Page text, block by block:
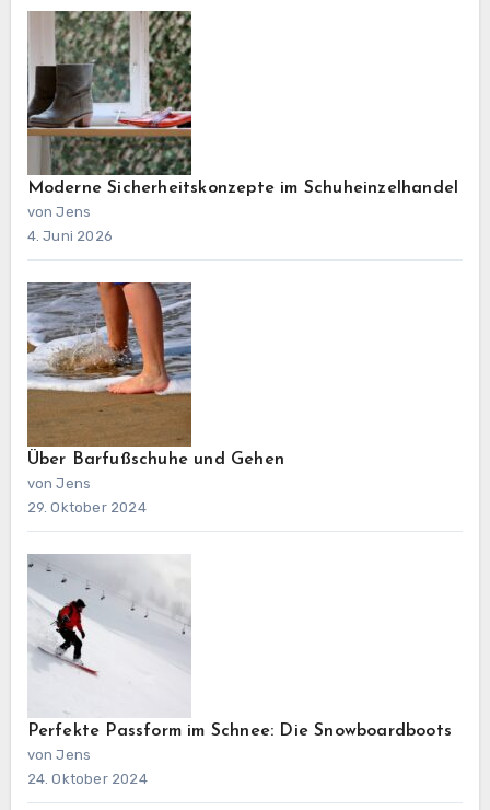
Moderne Sicherheitskonzepte im Schuheinzelhandel
von Jens
4. Juni 2026
Über Barfußschuhe und Gehen
von Jens
29. Oktober 2024
Perfekte Passform im Schnee: Die Snowboardboots
von Jens
24. Oktober 2024